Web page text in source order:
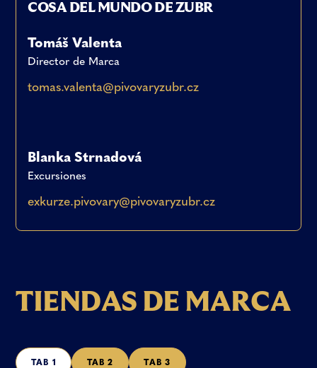
COSA DEL MUNDO DE ZUBR
Tomáš Valenta
Director de Marca
tomas.valenta@pivovaryzubr.cz
Blanka Strnadová
Excursiones
exkurze.pivovary@pivovaryzubr.cz
TIENDAS DE MARCA
TAB 1 TAB 2 TAB 3